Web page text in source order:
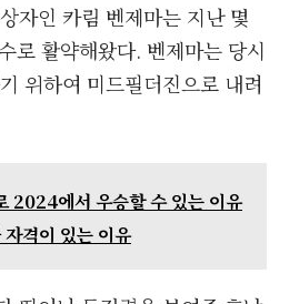
자인 카림 벤제마는 지난 몇
로 활약해왔다. 벤제마는 당시
위하여 미드필더진으로 내려
2024에서 우승할 수 있는 이유
격이 있는 이유